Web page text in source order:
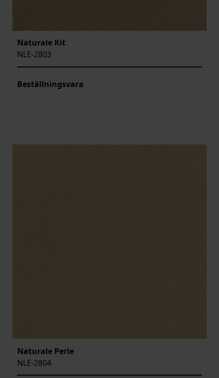
Naturale Kit
NLE-2803
Beställningsvara
Naturale Perle
NLE-2804